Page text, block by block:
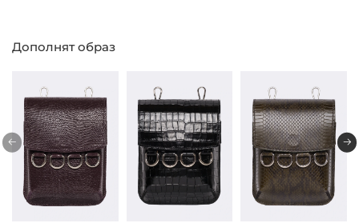
Дополнят образ